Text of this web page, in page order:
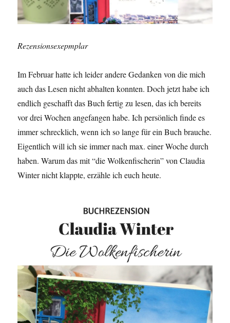
Rezensionsexepmplar
Im Februar hatte ich leider andere Gedanken von die mich
auch das Lesen nicht abhalten konnten. Doch jetzt habe ich
endlich geschafft das Buch fertig zu lesen, das ich bereits
vor drei Wochen angefangen habe. Ich persönlich finde es
immer schrecklich, wenn ich so lange für ein Buch brauche.
Eigentlich will ich sie immer nach max. einer Woche durch
haben. Warum das mit “die Wolkenfischerin” von Claudia
Winter nicht klappte, erzähle ich euch heute.